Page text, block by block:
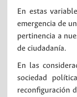
En estas
emergencia de
pertinencia a
de ciudadanía.
En las
sociedad
reconfiguración